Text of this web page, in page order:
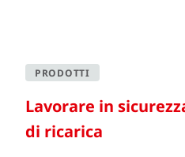
PRODOTTI
Lavorare in
di ricarica